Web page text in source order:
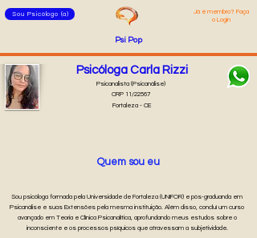
Psi Pop
Sou Psicólogo (a)
Já é membro? Faça
o Login
Psicóloga Carla Rizzi
CRP 11/22567
Fortaleza - CE
Psicanalista (Psicanálise)
Quem sou eu
Sou psicóloga formada pela Universidade de Fortaleza (UNIFOR) e pós-graduanda em
Psicanálise e suas Extensões pela mesma instituição. Além disso, concluí um curso
avançado em Teoria e Clínica Psicanalítica, aprofundando meus estudos sobre o
inconsciente e os processos psíquicos que atravessam a subjetividade.